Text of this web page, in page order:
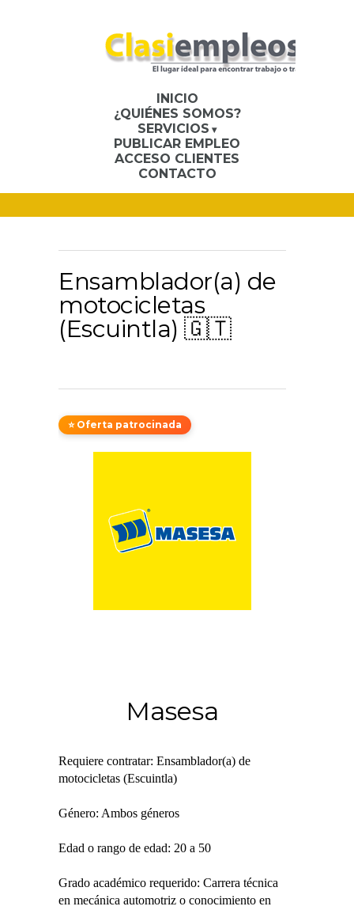
INICIO
¿QUIÉNES SOMOS?
SERVICIOS
PUBLICAR EMPLEO
ACCESO CLIENTES
CONTACTO
Ensamblador(a) de
motocicletas
(Escuintla) 🇬🇹
⭐ Oferta patrocinada
Masesa
Requiere contratar: Ensamblador(a) de
motocicletas (Escuintla)
Género: Ambos géneros
Edad o rango de edad: 20 a 50
Grado académico requerido: Carrera técnica
en mecánica automotriz o conocimiento en